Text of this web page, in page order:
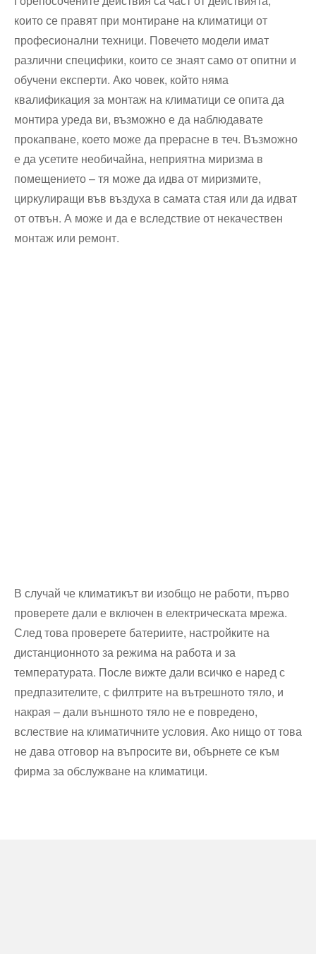
които се правят при монтиране на климатици от
професионални техници. Повечето модели имат
различни специфики, които се знаят само от опитни и
обучени експерти. Ако човек, който няма
квалификация за монтаж на климатици се опита да
монтира уреда ви, възможно е да наблюдавате
прокапване, което може да прерасне в теч. Възможно
е да усетите необичайна, неприятна миризма в
помещението – тя може да идва от миризмите,
циркулиращи във въздуха в самата стая или да идват
от отвън. А може и да е вследствие от некачествен
монтаж или ремонт.
В случай че климатикът ви изобщо не работи, първо
проверете дали е включен в електрическата мрежа.
След това проверете батериите, настройките на
дистанционното за режима на работа и за
температурата. После вижте дали всичко е наред с
предпазителите, с филтрите на вътрешното тяло, и
накрая – дали външното тяло не е повредено,
вслествие на климатичните условия. Ако нищо от това
не дава отговор на въпросите ви, обърнете се към
фирма за обслужване на климатици.